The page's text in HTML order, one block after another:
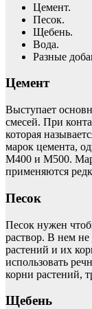
Цемент.
Песок.
Щебень.
Вода.
Разные
Цемент
Выступает
смесей. При
которая
марок цемента,
М400 и М500.
применяются
Песок
Песок нужен
раствор. В нем
растений и их
использовать
корни растений,
Щебень